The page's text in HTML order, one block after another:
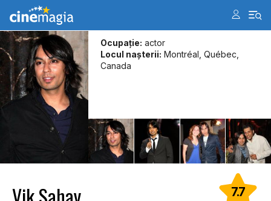
Ocupație: actor
Locul naşterii: Montréal, Québec,
Canada
7.7